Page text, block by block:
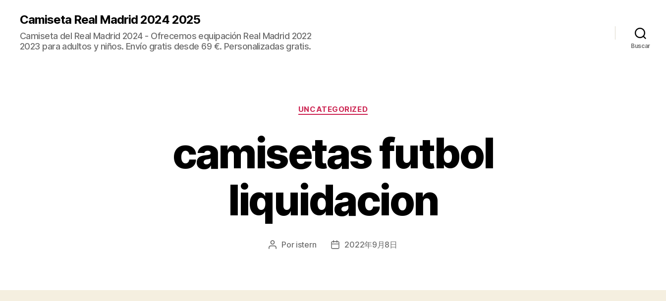
Camiseta Real Madrid 2024 2025
Camiseta del Real Madrid 2024 - Ofrecemos equipación Real Madrid 2022
2023 para adultos y niños. Envío gratis desde 69 €. Personalizadas gratis.
Buscar
Categorías
UNCATEGORIZED
camisetas futbol
liquidacion
Autor
Por istern
Fecha2022年9月8日